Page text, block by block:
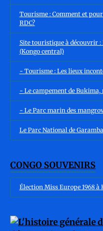
Tourisme : Comment et
RDC?
Site touristique à découvrir :
(Kongo central)
- Tourisme : Les lieux
- Le campement de
- Le Parc marin des
Le Parc National de Garamba
CONGO SOUVENIRS
Élection Miss Europe 1968 à